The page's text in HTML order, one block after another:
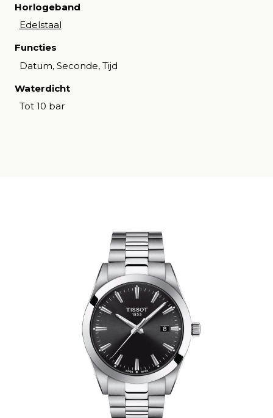
Horlogeband
Edelstaal
Functies
Datum, Seconde, Tijd
Waterdicht
Tot 10 bar